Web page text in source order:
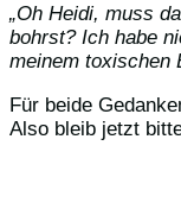
„Oh Heidi, muss
bohrst? Ich habe
meinem toxischen
Für beide
Also bleib jetzt